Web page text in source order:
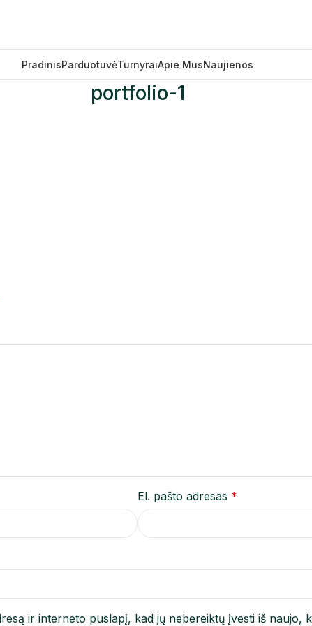
PradinisParduotuvėTurnyraiApie MusNaujienos
portfolio-1
El. pašto adresas *
ir interneto puslapį, kad jų nebereiktų įvesti iš naujo,